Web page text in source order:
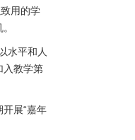
用的学
水平和人
入教学第
开展“嘉年